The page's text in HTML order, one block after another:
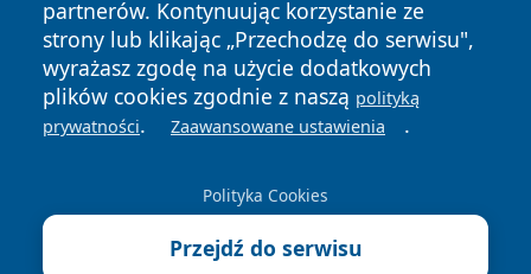
partnerów. Kontynuując korzystanie ze
strony lub klikając „Przechodzę do serwisu",
wyrażasz zgodę na użycie dodatkowych
plików cookies zgodnie z naszą polityką
prywatności. Zaawansowane ustawienia .
Polityka Cookies
Przejdź do serwisu
Copyright © 2026 myslowicki24.pl Wszystkie prawa
zastrzeżone.
News Autorzy
Polityka
Prywatności
Polityka
Cookies